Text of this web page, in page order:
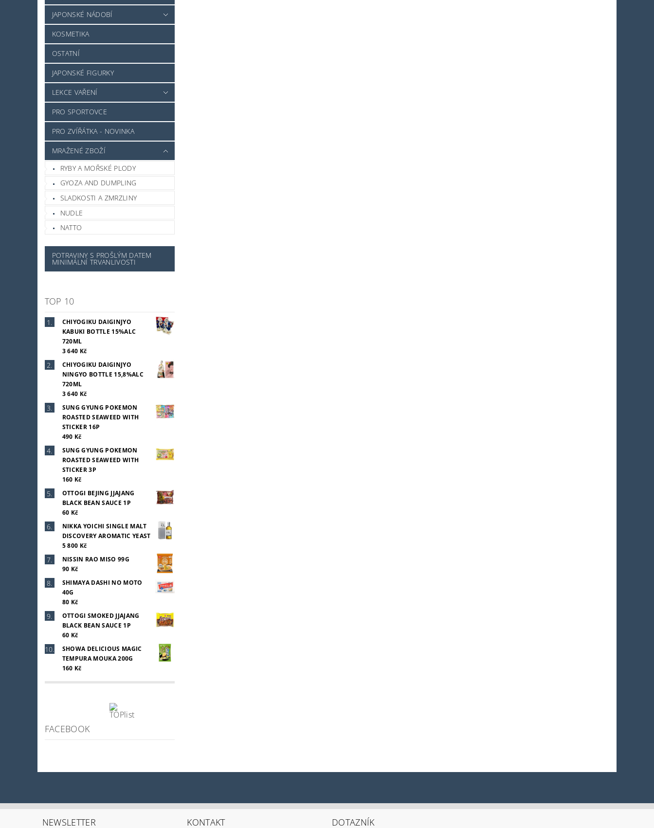
JAPONSKÉ NÁDOBÍ
KOSMETIKA
OSTATNÍ
JAPONSKÉ FIGURKY
LEKCE VAŘENÍ
PRO SPORTOVCE
PRO ZVÍŘÁTKA - NOVINKA
MRAŽENÉ ZBOŽÍ
RYBY A MOŘSKÉ PLODY
GYOZA AND DUMPLING
SLADKOSTI A ZMRZLINY
NUDLE
NATTO
POTRAVINY S PROŠLÝM DATEM
MINIMÁLNÍ TRVANLIVOSTI
TOP 10
CHIYOGIKU DAIGINJYO
KABUKI BOTTLE 15%ALC
720ML
3 640 Kč
CHIYOGIKU DAIGINJYO
NINGYO BOTTLE 15,8%ALC
720ML
3 640 Kč
SUNG GYUNG POKEMON
ROASTED SEAWEED WITH
STICKER 16P
490 Kč
SUNG GYUNG POKEMON
ROASTED SEAWEED WITH
STICKER 3P
160 Kč
OTTOGI BEJING JJAJANG
BLACK BEAN SAUCE 1P
60 Kč
NIKKA YOICHI SINGLE MALT
DISCOVERY AROMATIC YEAST
5 800 Kč
NISSIN RAO MISO 99G
90 Kč
SHIMAYA DASHI NO MOTO
40G
80 Kč
OTTOGI SMOKED JJAJANG
BLACK BEAN SAUCE 1P
60 Kč
SHOWA DELICIOUS MAGIC
TEMPURA MOUKA 200G
160 Kč
FACEBOOK
NEWSLETTER KONTAKT DOTAZNÍK